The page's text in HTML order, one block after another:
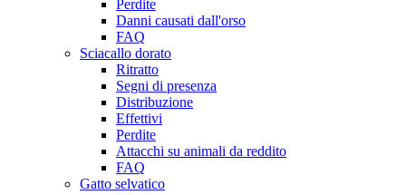
Perdite
Danni causati dall'orso
FAQ
Sciacallo dorato
Ritratto
Segni di presenza
Distribuzione
Effettivi
Perdite
Attacchi su animali da reddito
FAQ
Gatto selvatico